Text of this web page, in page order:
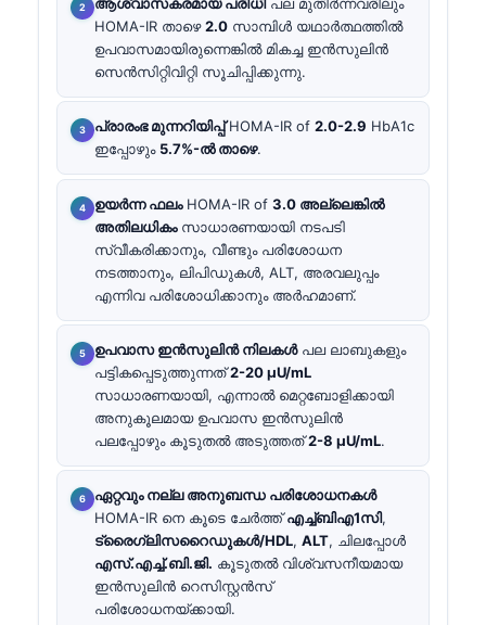
HOMA-IR താഴെ2.0 സാമ്പിൾ യഥാർത്ഥത്തിൽ
ഉപവാസമായിരുന്നെങ്കിൽ മികച്ച ഇൻസുലിൻ
സെൻസിറ്റിവിറ്റി സൂചിപ്പിക്കുന്നു.
പ്രാരംഭ മുന്നറിയിപ്പ്HOMA-IR of 2.0-2.9 HbA1c
ഇപ്പോഴും 5.7%-ൽ താഴെ.
ഉയർന്ന ഫലംHOMA-IR of 3.0 അല്ലെങ്കിൽ
അതിലധികംസാധാരണയായി നടപടി
സ്വീകരിക്കാനും, വീണ്ടും പരിശോധന
നടത്താനും, ലിപിഡുകൾ, ALT, അരവലുപ്പം
എന്നിവ പരിശോധിക്കാനും അർഹമാണ്.
ഉപവാസ ഇൻസുലിൻ നിലകൾപല ലാബുകളും
പട്ടികപ്പെടുത്തുന്നത്2-20 µU/mL
സാധാരണയായി, എന്നാൽ മെറ്റബോളിക്കായി
അനുകൂലമായ ഉപവാസ ഇൻസുലിൻ
പലപ്പോഴും കൂടുതൽ അടുത്തത്2-8 µU/mL.
ഏറ്റവും നല്ല അനുബന്ധ പരിശോധനകൾ
HOMA-IR നെ കൂടെ ചേർത്ത്എച്ച്ബിഎ1സി,
ട്രൈഗ്ലിസറൈഡുകൾ/HDL, ALT, ചിലപ്പോൾ
എസ്.എച്ച്.ബി.ജി. കൂടുതൽ വിശ്വസനീയമായ
ഇൻസുലിൻ റെസിസ്റ്റൻസ്
പരിശോധനയ്ക്കായി.